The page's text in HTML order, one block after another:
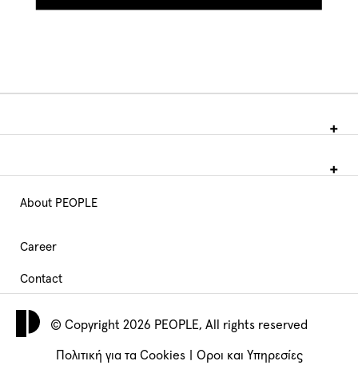
Main
Navigation
footer
About PEOPLE
Career
Contact
© Copyright 2026 PEOPLE, All rights reserved
Πολιτική για τα Cookies Όροι και Υπηρεσίες